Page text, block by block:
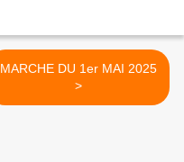
MARCHE DU 1er MAI 2025
>